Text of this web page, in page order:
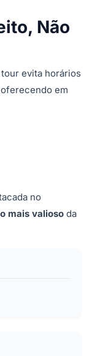
Não
evita horários
em
no
mais valioso da